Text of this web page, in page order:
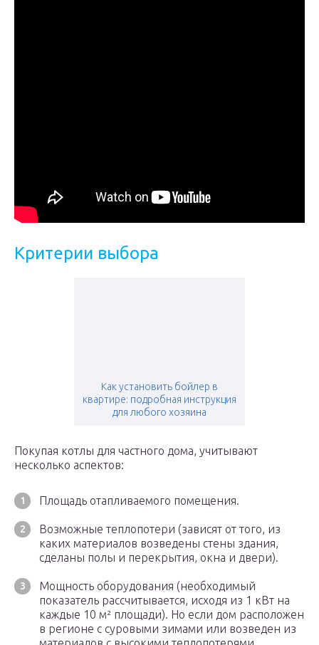
Критерии выбора
Как установить бойлер в
квартире: подробная инструкция
для любого хозяина
Покупая котлы для частного дома, учитывают
несколько аспектов:
Площадь отапливаемого помещения.
Возможные теплопотери (зависят от того, из
каких материалов возведены стены здания,
сделаны полы и перекрытия, окна и двери).
Мощность оборудования (необходимый
показатель рассчитывается, исходя из 1 кВт на
каждые 10 м² площади). Но если дом расположен
в регионе с суровыми зимами или возведен из